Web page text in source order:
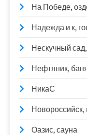
На Победе,
Надежда и к,
Нескучный
Нефтяник,
НикаС
Новороссийск,
Оазис, сауна